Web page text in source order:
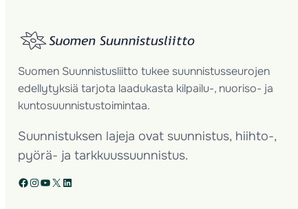
Suomen Suunnistusliitto tukee suunnistusseurojen
edellytyksiä tarjota laadukasta kilpailu-, nuoriso- ja
kuntosuunnistustoimintaa.
Suunnistuksen lajeja ovat suunnistus, hiihto-,
pyörä- ja tarkkuussuunnistus.
Facebook Instagram YouTube X LinkedIn